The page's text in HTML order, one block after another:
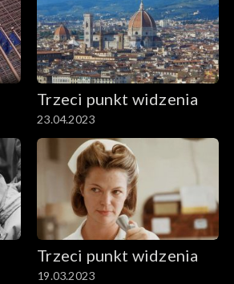
Trzeci punkt widzenia
23.04.2023
Trzeci punkt widzenia
19.03.2023